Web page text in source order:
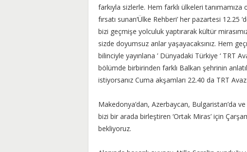
farkıyla sizlerle. Hem farklı ülkeleri
fırsatı sunan‘Ülke Rehberi’ her pazartesi 12.25
bizi geçmişe yolculuk yaptırarak kültür
sizde doyumsuz anlar yaşayacaksınız. Hem
bilinciyle yayınlana ’ Dünyadaki Türkiye ‘ TRT
bölümde birbirinden farklı Balkan şehrinin
istiyorsanız Cuma akşamları 22.40 da TRT
Makedonya’dan, Azerbaycan, Bulgaristan’da
bizi bir arada birleştiren ‘Ortak Miras’ için
bekliyoruz.